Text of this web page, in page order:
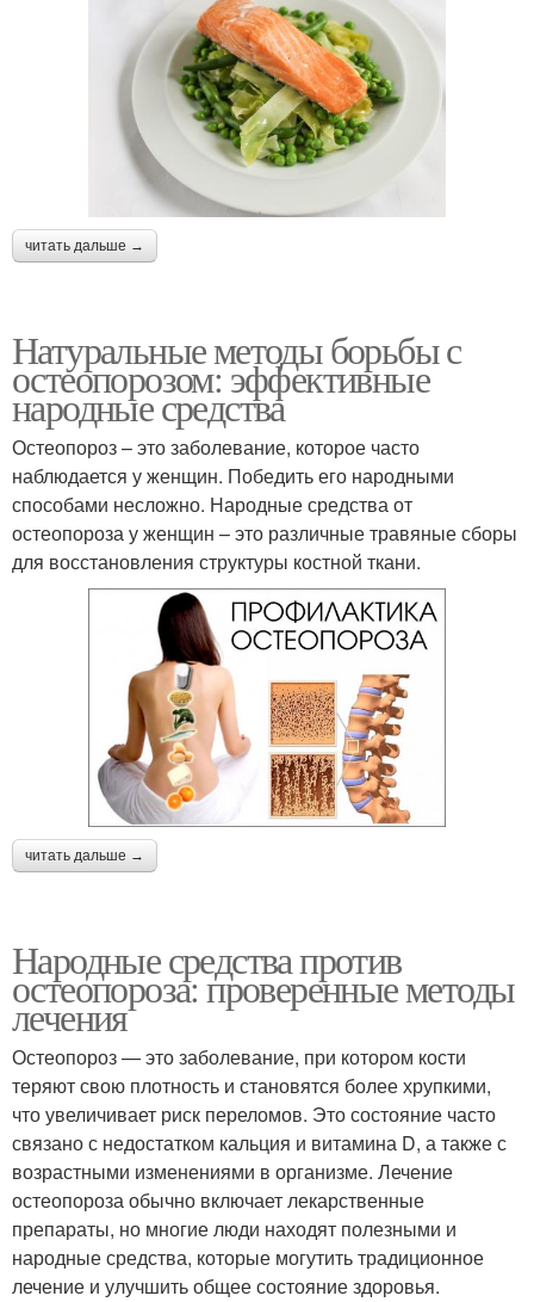
читать дальше →
Натуральные методы борьбы с
остеопорозом: эффективные
народные средства
Остеопороз – это заболевание, которое часто
наблюдается у женщин. Победить его народными
способами несложно. Народные средства от
остеопороза у женщин – это различные травяные сборы
для восстановления структуры костной ткани.
читать дальше →
Народные средства против
остеопороза: проверенные методы
лечения
Остеопороз — это заболевание, при котором кости
теряют свою плотность и становятся более хрупкими,
что увеличивает риск переломов. Это состояние часто
связано с недостатком кальция и витамина D, а также с
возрастными изменениями в организме. Лечение
остеопороза обычно включает лекарственные
препараты, но многие люди находят полезными и
народные средства, которые могутить традиционное
лечение и улучшить общее состояние здоровья.